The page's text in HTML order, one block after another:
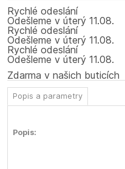
Rychlé odeslání
Odešleme v úterý 11.08.
Rychlé odeslání
Odešleme v úterý 11.08.
Rychlé odeslání
Odešleme v úterý 11.08.
Zdarma v našich buticích
Popis a parametry
Popis: